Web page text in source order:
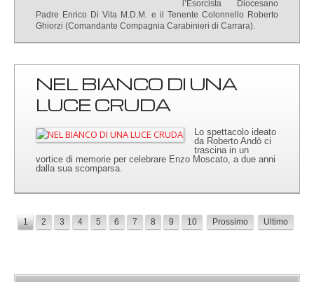
l’Esorcista Diocesano
Padre Enrico Di Vita M.D.M. e il Tenente Colonnello Roberto
Ghiorzi (Comandante Compagnia Carabinieri di Carrara).
NEL BIANCO DI UNA
LUCE CRUDA
Lo spettacolo ideato
da Roberto Andò ci
trascina in un
vortice di memorie per celebrare Enzo Moscato, a due anni
dalla sua scomparsa.
1 2 3 4 5 6 7 8 9 10 Prossimo Ultimo